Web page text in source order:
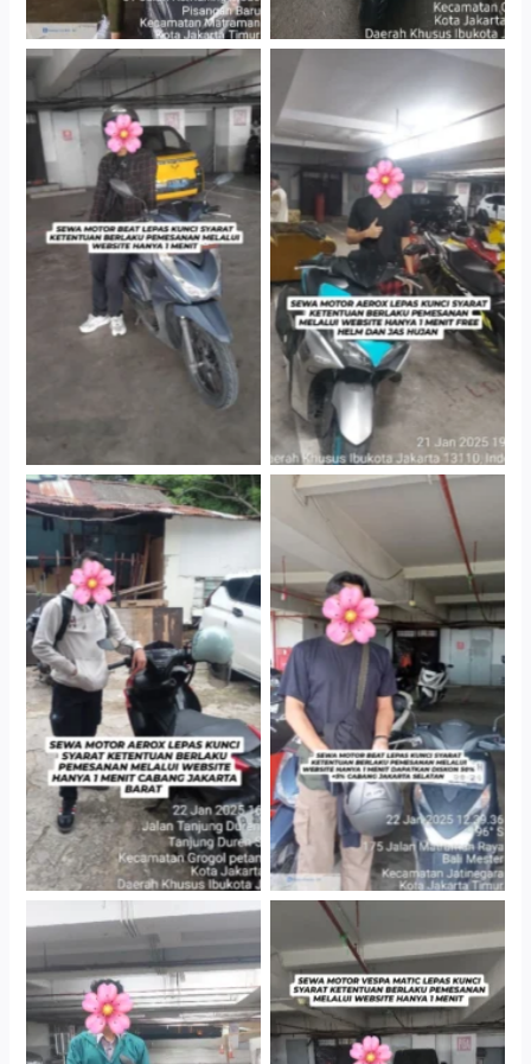
Cityplaza Jatinegara
Gedung Parkir P6A
Cityplaza Jatinegara
Gedung Parkir P6A
Cabang Jakarta Barat
Cityplaza Jatinegara
Gedung Parkir P6A